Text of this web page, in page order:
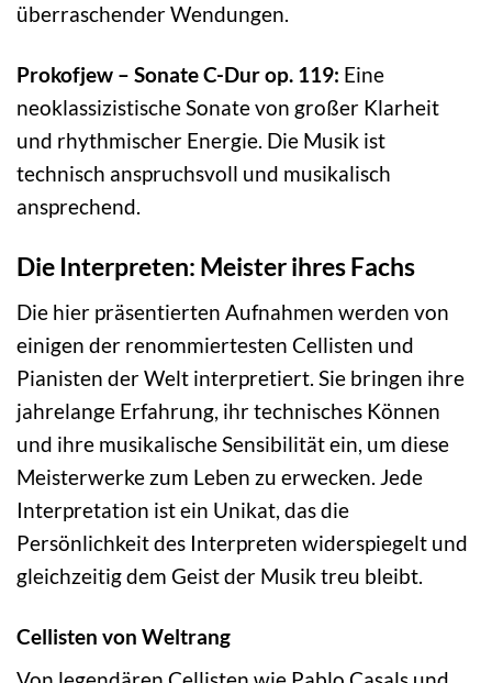
überraschender Wendungen.
Prokofjew – Sonate C-Dur op. 119: Eine
neoklassizistische Sonate von großer Klarheit
und rhythmischer Energie. Die Musik ist
technisch anspruchsvoll und musikalisch
ansprechend.
Die Interpreten: Meister ihres Fachs
Die hier präsentierten Aufnahmen werden von
einigen der renommiertesten Cellisten und
Pianisten der Welt interpretiert. Sie bringen ihre
jahrelange Erfahrung, ihr technisches Können
und ihre musikalische Sensibilität ein, um diese
Meisterwerke zum Leben zu erwecken. Jede
Interpretation ist ein Unikat, das die
Persönlichkeit des Interpreten widerspiegelt und
gleichzeitig dem Geist der Musik treu bleibt.
Cellisten von Weltrang